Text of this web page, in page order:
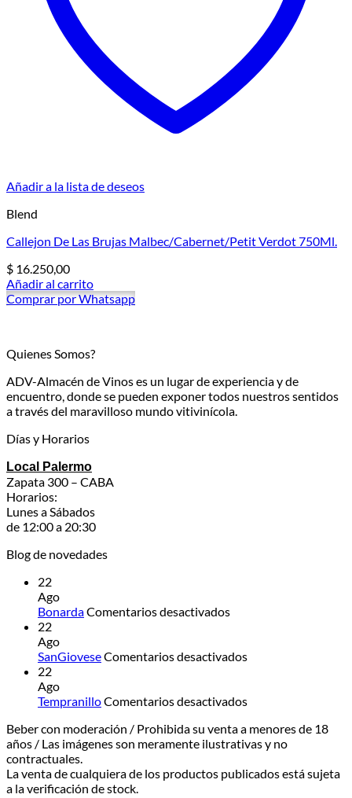
Añadir a la lista de deseos
Blend
Callejon De Las Brujas Malbec/Cabernet/Petit Verdot 750Ml.
$ 16.250,00
Añadir al carrito
Comprar por Whatsapp
Quienes Somos?
ADV-Almacén de Vinos es un lugar de experiencia y de
encuentro, donde se pueden exponer todos nuestros sentidos
a través del maravilloso mundo vitivinícola.
Días y Horarios
Local Palermo
Zapata 300 – CABA
Horarios:
Lunes a Sábados
de 12:00 a 20:30
Blog de novedades
22
Ago
BonardaComentarios desactivadosen
22
Ago
SanGioveseComentarios desactivadosen
22
Ago
TempranilloComentarios desactivadosen
Beber con moderación / Prohibida su venta a menores de 18
años / Las imágenes son meramente ilustrativas y no
contractuales.
La venta de cualquiera de los productos publicados está sujeta
a la verificación de stock.